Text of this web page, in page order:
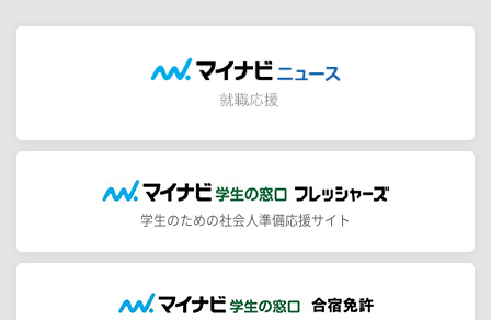
学生のための社会人準備応援サイト